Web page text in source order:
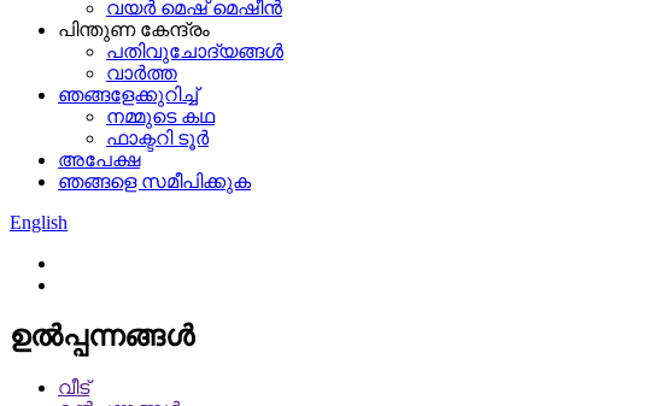
വയർ മെഷ് മെഷീൻ
പിന്തുണ കേന്ദ്രം
പതിവുചോദ്യങ്ങൾ
വാർത്ത
ഞങ്ങളേക്കുറിച്ച്
നമ്മുടെ കഥ
ഫാക്ടറി ടൂർ
അപേക്ഷ
ഞങ്ങളെ സമീപിക്കുക
English
ഉൽപ്പന്നങ്ങൾ
വീട്